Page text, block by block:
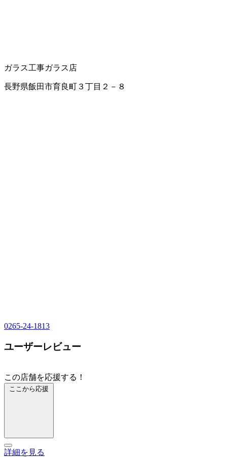
ガラス工事ガラス店
長野県飯田市育良町３丁目２－８
0265-24-1813
ユーザーレビュー
この店舗を応援する！
ここから応援
詳細を見る